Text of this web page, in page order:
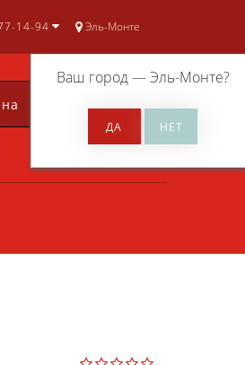
Эль-Монте
Ваш город —Эль-Монте?
14-94
0